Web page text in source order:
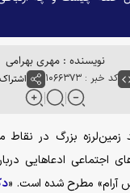
نویسنده : مهری بهرامی
کد خبر : ۱۰۶۶۳۷۳
بزرگ در نقاط
اجتماعی ادعاهایی
آرام» مطرح شده است. «